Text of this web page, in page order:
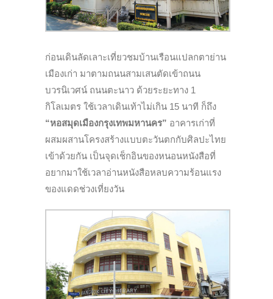
ก่อนเดินลัดเลาะเที่ยวชมบ้านเรือนแปลกตาย่าน
เมืองเก่า มาตามถนนสามเสนตัดเข้าถนน
บวรนิเวศน์ ถนนตะนาว ด้วยระยะทาง 1
กิโลเมตร ใช้เวลาเดินเท้าไม่เกิน 15 นาที ก็ถึง
“หอสมุดเมืองกรุงเทพมหานคร” อาคารเก่าที่
ผสมผสานโครงสร้างแบบตะวันตกกับศิลปะไทย
เข้าด้วยกัน เป็นจุดเช็กอินของหนอนหนังสือที่
อยากมาใช้เวลาอ่านหนังสือหลบความร้อนแรง
ของแดดช่วงเที่ยงวัน